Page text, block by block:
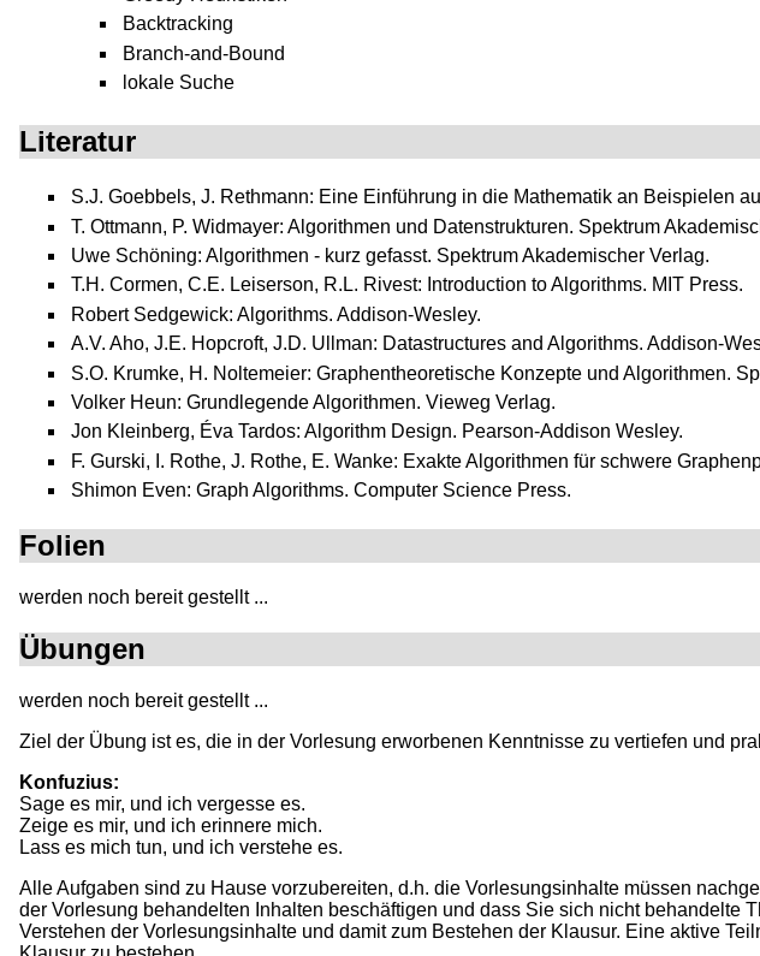
Backtracking
Branch-and-Bound
lokale Suche
Literatur
S.J. Goebbels, J. Rethmann: Eine Einführung in die Mathematik an Beispielen
T. Ottmann, P. Widmayer: Algorithmen und Datenstrukturen. Spektrum
Uwe Schöning: Algorithmen - kurz gefasst. Spektrum Akademischer Verlag.
T.H. Cormen, C.E. Leiserson, R.L. Rivest: Introduction to Algorithms. MIT Press.
Robert Sedgewick: Algorithms. Addison-Wesley.
A.V. Aho, J.E. Hopcroft, J.D. Ullman: Datastructures and Algorithms. Addison-
S.O. Krumke, H. Noltemeier: Graphentheoretische Konzepte und Algorithmen.
Volker Heun: Grundlegende Algorithmen. Vieweg Verlag.
Jon Kleinberg, Éva Tardos: Algorithm Design. Pearson-Addison Wesley.
F. Gurski, I. Rothe, J. Rothe, E. Wanke: Exakte Algorithmen für schwere
Shimon Even: Graph Algorithms. Computer Science Press.
Folien
werden noch bereit gestellt ...
Übungen
werden noch bereit gestellt ...
Ziel der Übung ist es, die in der Vorlesung erworbenen Kenntnisse zu vertiefen und
Konfuzius:
Sage es mir, und ich vergesse es.
Zeige es mir, und ich erinnere mich.
Lass es mich tun, und ich verstehe es.
Alle Aufgaben sind zu Hause vorzubereiten, d.h. die Vorlesungsinhalte müssen
der Vorlesung behandelten Inhalten beschäftigen und dass Sie sich nicht
Verstehen der Vorlesungsinhalte und damit zum Bestehen der Klausur. Eine aktive